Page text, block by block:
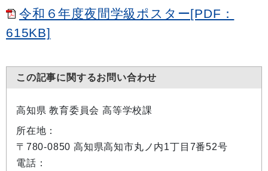
令和６年度夜間学級ポスター[PDF：
615KB]
この記事に関するお問い合わせ
高知県 教育委員会 高等学校課
所在地：
〒780-0850 高知県高知市丸ノ内1丁目7番52号
電話：